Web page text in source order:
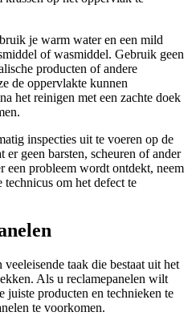
je warm water en een mild
of wasmiddel. Gebruik geen
producten of andere
de oppervlakte kunnen
het reinigen met een zachte doek
inspecties uit te voeren op de
er geen barsten, scheuren of ander
een probleem wordt ontdekt, neem
technicus om het defect te
veeleisende taak die bestaat uit het
Als u reclamepanelen wilt
juiste producten en technieken te
te voorkomen.